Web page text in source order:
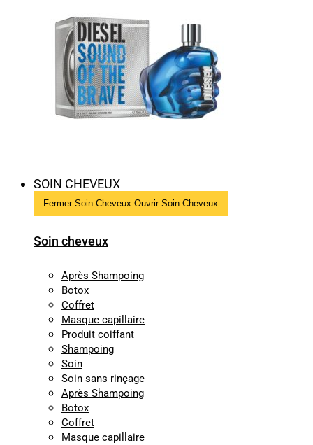
SOIN CHEVEUX
Fermer Soin Cheveux Ouvrir Soin Cheveux
Soin cheveux
Après Shampoing
Botox
Coffret
Masque capillaire
Produit coiffant
Shampoing
Soin
Soin sans rinçage
Après Shampoing
Botox
Coffret
Masque capillaire